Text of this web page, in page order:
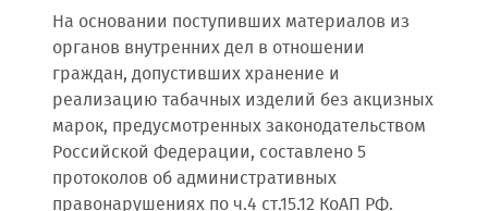
На основании поступивших материалов из
органов внутренних дел в отношении
граждан, допустивших хранение и
реализацию табачных изделий без акцизных
марок, предусмотренных законодательством
Российской Федерации, составлено 5
протоколов об административных
правонарушениях по ч.4 ст.15.12 КоАП РФ.